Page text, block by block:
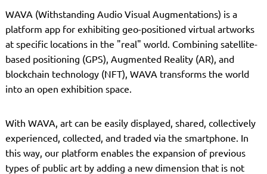
WAVA (Withstanding Audio Visual Augmentations) is a
platform app for exhibiting geo-positioned virtual artworks
at specific locations in the "real" world. Combining satellite-
based positioning (GPS), Augmented Reality (AR), and
blockchain technology (NFT), WAVA transforms the world
into an open exhibition space.
With WAVA, art can be easily displayed, shared, collectively
experienced, collected, and traded via the smartphone. In
this way, our platform enables the expansion of previous
types of public art by adding a new dimension that is not